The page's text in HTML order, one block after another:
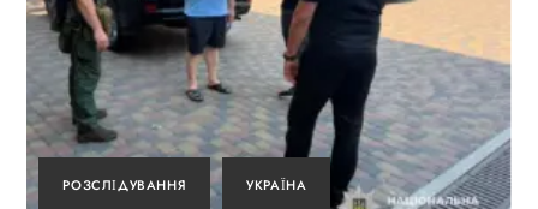
РОЗСЛІДУВАННЯ УКРАЇНА